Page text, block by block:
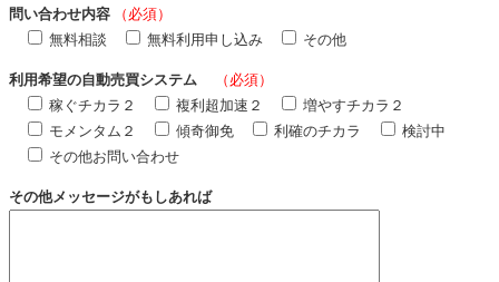
問い合わせ内容
（必須）
無料相談
無料利用申し込み その他
利用希望の自動売買システム
（必須）
稼ぐチカラ２
複利超加速２
増やすチカラ２
モメンタム２
傾奇御免 利確のチカラ
検討中
その他お問い合わせ
その他メッセージがもしあれば